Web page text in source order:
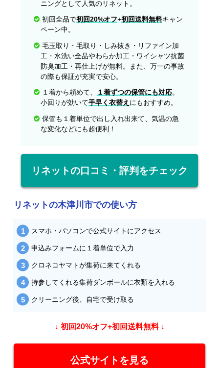
ニングとして人気のリネット。
初回全品で初回20%オフ+初回送料無料キャン
ペーン中。
毛玉取り・毛取り・しみ抜き・リファイン加
工・水洗い全品やわらか加工・ワイシャツ抗菌
防臭加工・再仕上げが無料。また、万一の事故
の際も保証が充実で安心。
１着から頼めて、 １着ずつの保管にも対応。
小回りが効いて手早く衣替え にもおすすめ。
保管も１着単位で出し入れ出来て、気温の急
な変化などにも超便利！
リネットの口コミ・評判をチェック
リネットの木津川市での使い方
スマホ・パソコンで公式サイトにアクセス
申込みフォームに１着単位で入力
クロネコヤマトが集荷に来てくれる
持参してくれる集荷ダンボールに衣類を入れる
クリーニング後、自宅で受け取る
↓ 初回20%オフ+初回送料無料 ↓
公式サイトを見る